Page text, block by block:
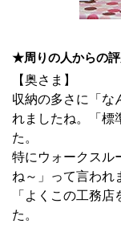
★周りの人からの評
【奥さま】
収納の多さに「な
れましたね。「標
た。
特にウォークスル
ね～」って言われ
「よくこの工務
た。